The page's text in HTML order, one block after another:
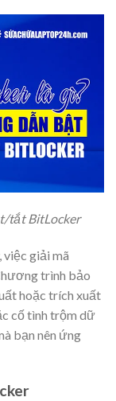
tắt BitLocker
giải mã
trình bảo
hoặc trích xuất
cố tình trộm dữ
bạn nên ứng